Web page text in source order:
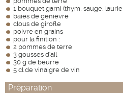
1 bouquet garni (thym, sauge,
baies de genièvre
clous de girofle
poivre en grains
pour la finition :
2 pommes de terre
3 gousses d'ail
30 g de beurre
5 cl de vinaigre de vin
Préparation